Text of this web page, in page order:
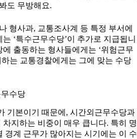
도 무방해요.
형사과, 교통조사계 등 특정 부서에
‘특수근무수당’이 추가로 지급됩니
출동하는 형사들에게는 ‘위험근무
는 교통경찰에게는 그에 맞는 수당
수당
기본이기 때문에, 시간외근무수당과
지하는 비중이 매우 큽니다. 특히 명
경계 근무가 많아지는 시기에는 이 수